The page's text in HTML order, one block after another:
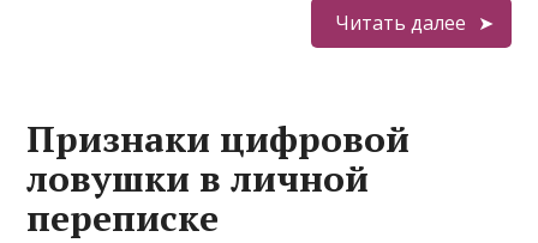
Читать далее
Признаки цифровой
ловушки в личной
переписке